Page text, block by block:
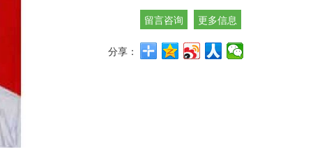
留言咨询 更多信息
分享：